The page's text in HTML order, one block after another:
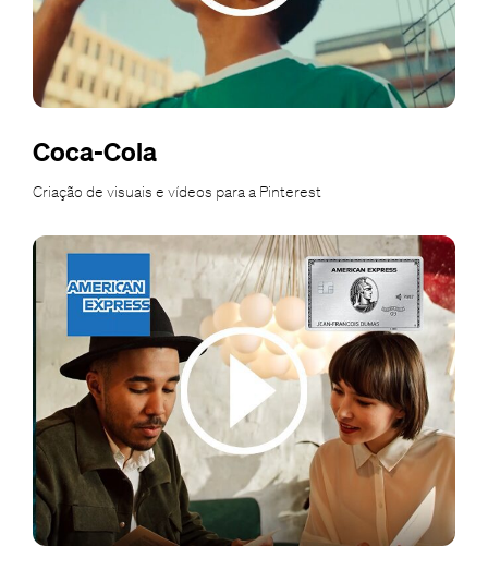
Coca-Cola
Criação de visuais e vídeos para a Pinterest